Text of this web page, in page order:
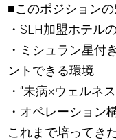
■このポジションの
・SLH加盟ホテル
・ミシュラン星付
ントできる環境
・“未病×ウェルネ
・オペレーション
これまで培ってき